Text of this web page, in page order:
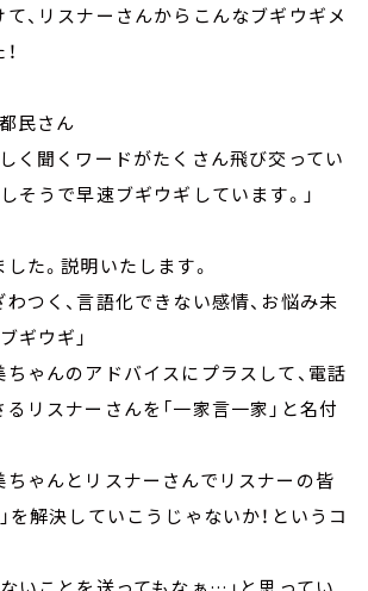
、リスナーさんからこんなブギウギメ
民さん
く聞くワードがたくさん飛び交ってい
そうで早速ブギウギしています。」
た。説明いたします。
つく、言語化できない感情、お悩み未
ギウギ」
ゃんのアドバイスにプラスして、電話
リスナーさんを「一家言一家」と名付
ゃんとリスナーさんでリスナーの皆
を解決していこうじゃないか！というコ